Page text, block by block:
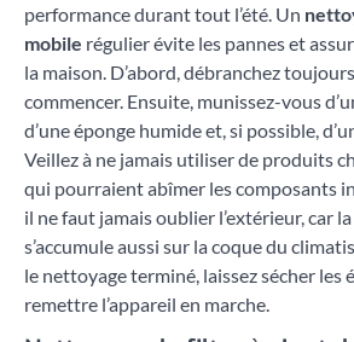
performance durant tout l’été. Un
mobile régulier évite les pannes et
la maison. D’abord, débranchez
commencer. Ensuite, munissez-vous
d’une éponge humide et, si possible,
Veillez à ne jamais utiliser de produits
qui pourraient abîmer les composants
il ne faut jamais oublier l’extérieur, car
s’accumule aussi sur la coque du
le nettoyage terminé, laissez sécher les
remettre l’appareil en marche.